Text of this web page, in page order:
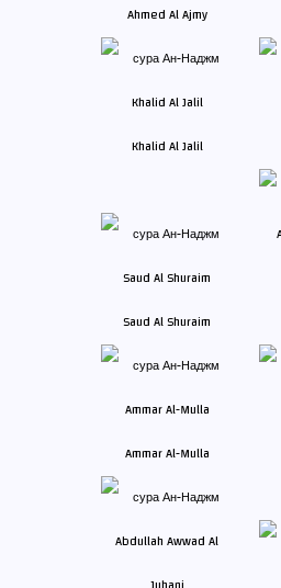
Ahmed Al Ajmy
Khalid Al Jalil
Saud Al Shuraim
Ammar Al-Mulla